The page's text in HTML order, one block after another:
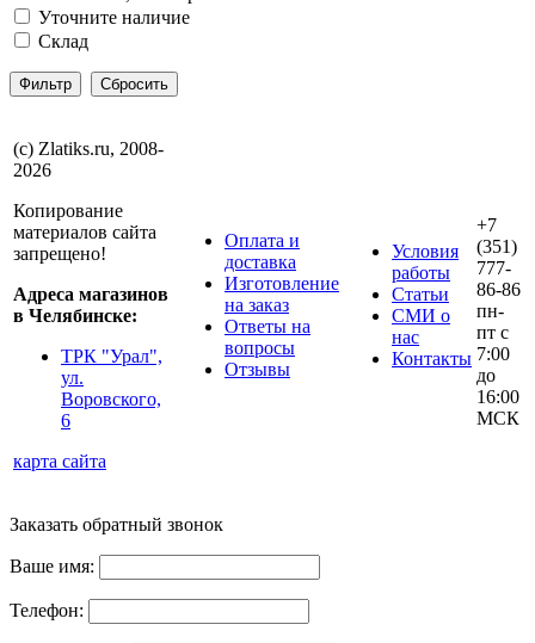
Уточните наличие
Склад
(с) Zlatiks.ru, 2008-
2026
Копирование
материалов сайта
запрещено!
Адреса магазинов
в Челябинске:
ТРК "Урал",
ул.
Воровского,
6
карта сайта
Оплата и
доставка
Изготовление
на заказ
Ответы на
вопросы
Отзывы
Условия
работы
Статьи
СМИ о
нас
Контакты
+7
(351)
777-
86-86
пн-
пт с
7:00
до
16:00
МСК
Заказать обратный звонок
Ваше имя:
Телефон: